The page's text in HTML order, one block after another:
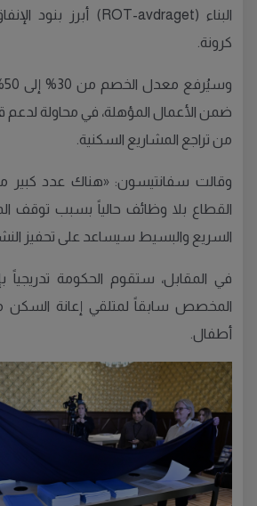
كرونة.
ضمن الأعمال المؤهلة، في محاولة لدعم
من تراجع المشاريع السكنية.
وقالت سفانتيسون: «هناك عدد كبير
القطاع بلا وظائف حالياً بسبب توقف
السريع والبسيط سيساعد على تحفيز
في المقابل، ستقوم الحكومة تدريجياً
المخصص سابقاً لمتلقي إعانة السكن
أطفال.